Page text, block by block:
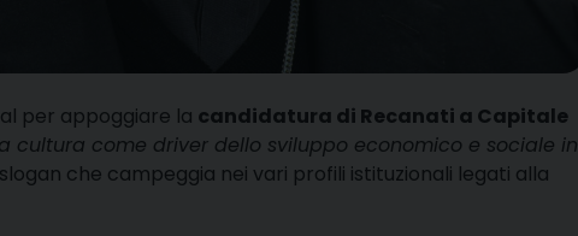
per appoggiare la candidatura di Recanati a Capitale
cultura come driver dello sviluppo economico e sociale in
che campeggia nei vari profili istituzionali legati alla